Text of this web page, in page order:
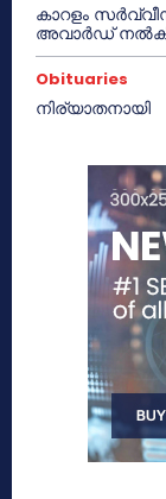
കാറളം
അവാർഡ്
Obituaries
നിര്യാതനായി